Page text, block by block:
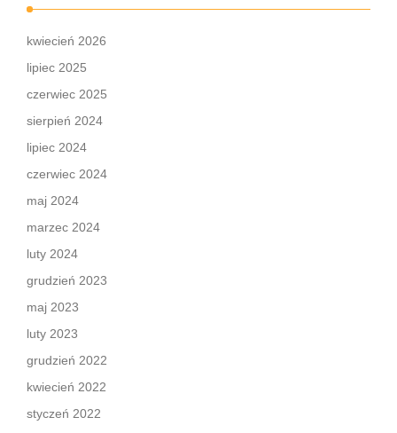
kwiecień 2026
lipiec 2025
czerwiec 2025
sierpień 2024
lipiec 2024
czerwiec 2024
maj 2024
marzec 2024
luty 2024
grudzień 2023
maj 2023
luty 2023
grudzień 2022
kwiecień 2022
styczeń 2022